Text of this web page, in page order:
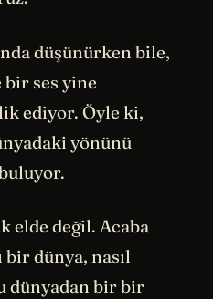
düşünürken bile,
ses yine
ediyor. Öyle ki,
yönünü
elde değil. Acaba
dünya, nasıl
dünyadan bir bir